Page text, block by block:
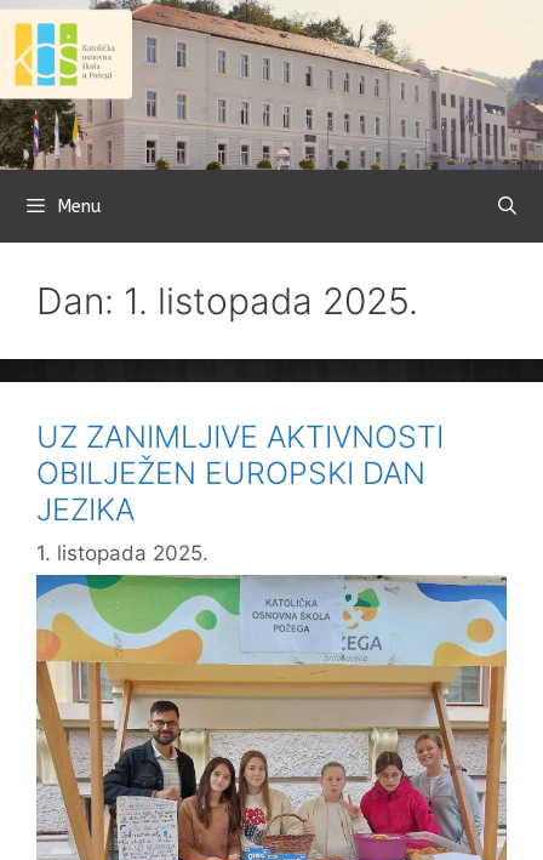
Preskoči
sadržaj
Menu
Dan: 1. listopada 2025.
UZ ZANIMLJIVE AKTIVNOSTI
OBILJEŽEN EUROPSKI DAN
JEZIKA
1. listopada 2025.